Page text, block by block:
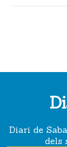
Diari de
dels